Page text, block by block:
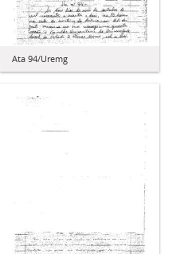
Ata 94/Uremg